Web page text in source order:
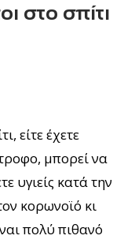
στο σπίτι
είτε έχετε
μπορεί να
υγιείς κατά την
κορωνοϊό κι
πολύ πιθανό